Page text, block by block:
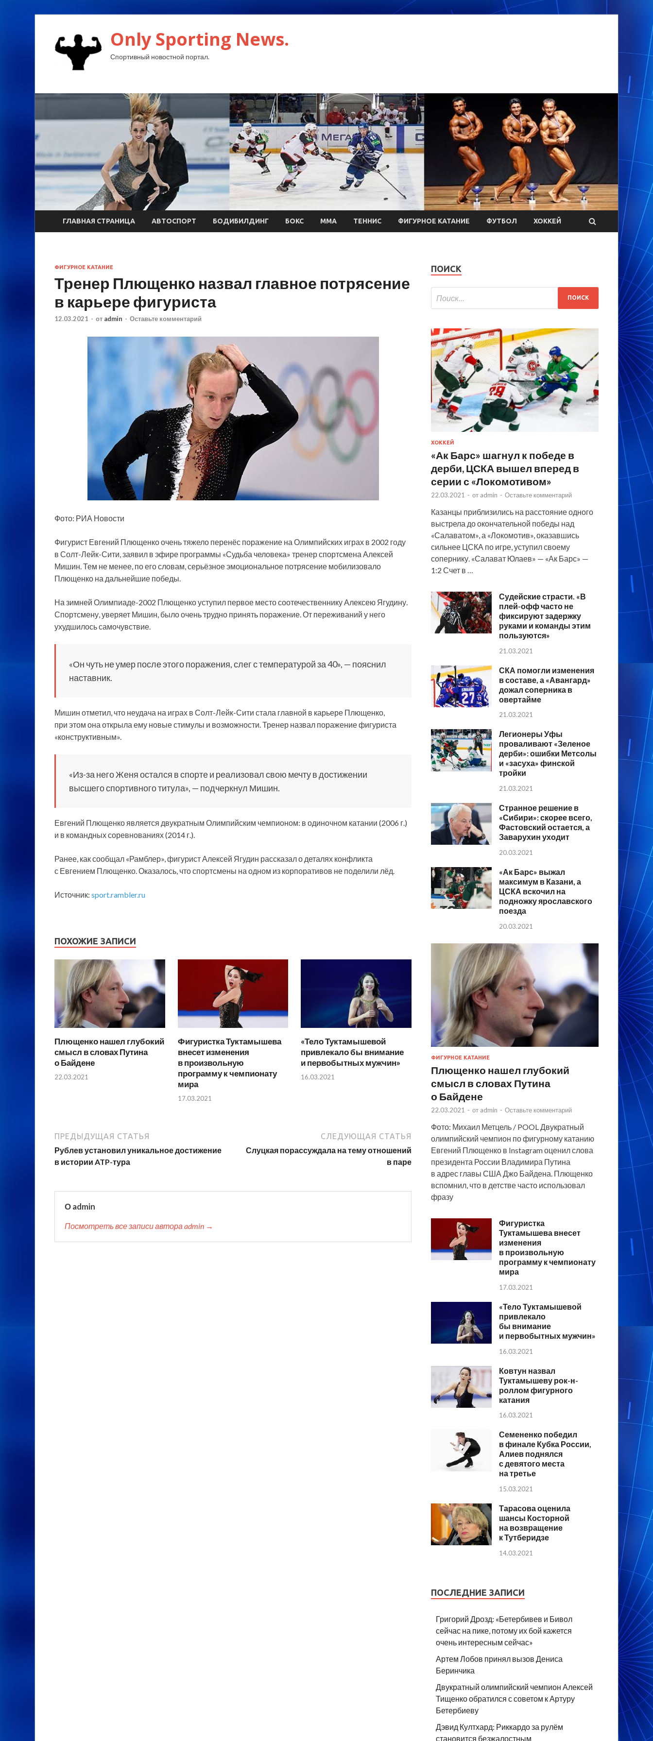
Only Sporting News.
Спортивный новостной портал.
ГЛАВНАЯ СТРАНИЦА АВТОСПОРТ БОДИБИЛДИНГ БОКС MMA ТЕННИС ФИГУРНОЕ КАТАНИЕ ФУТБОЛ ХОККЕЙ
ФИГУРНОЕ КАТАНИЕ
Тренер Плющенко назвал главное потрясение
в карьере фигуриста
12.03.2021 - от admin - Оставьте комментарий
Фото: РИА Новости
Фигурист Евгений Плющенко очень тяжело перенёс поражение на Олимпийских играх в 2002 году
в Солт-Лейк-Сити, заявил в эфире программы «Судьба человека» тренер спортсмена Алексей
Мишин. Тем не менее, по его словам, серьёзноеэмоциональное потрясение мобилизовало
Плющенко на дальнейшие победы.
На зимней Олимпиаде-2002 Плющенко уступил первое место соотечественнику Алексею Ягудину.
Спортсмену, уверяет Мишин, было очень трудно принять поражение. От переживаний у него
ухудшилось самочувствие.
«Он чуть не умер после этого поражения, слег с температурой за 40», — пояснил
наставник.
Мишин отметил, что неудача на играх в Солт-Лейк-Сити стала главной в карьере Плющенко,
при этом она открыла ему новые стимулы и возможности. Тренер назвал поражение фигуриста
«конструктивным».
«Из-за него Женя остался в спорте и реализовал свою мечту в достижении
высшего спортивного титула», — подчеркнул Мишин.
Евгений Плющенко является двукратным Олимпийским чемпионом: в одиночном катании (2006 г.)
и в командных соревнованиях (2014 г.).
Ранее, как сообщал «Рамблер», фигурист Алексей Ягудин рассказал о деталях конфликта
с Евгением Плющенко. Оказалось, что спортсмены на одном из корпоративов не поделили лёд.
Источник: sport.rambler.ru
ПОХОЖИЕ ЗАПИСИ
Плющенко нашел глубокий
смысл в словах Путина
о Байдене
22.03.2021
Фигуристка Туктамышева
внесет изменения
в произвольную
программу к чемпионату
мира
17.03.2021
«Тело Туктамышевой
привлекало бы внимание
и первобытных мужчин»
16.03.2021
ПРЕДЫДУЩАЯ СТАТЬЯ
Рублев установил уникальное достижение
в истории ATP-тура
СЛЕДУЮЩАЯ СТАТЬЯ
Слуцкая порассуждала на тему отношений
в паре
О admin
Посмотреть все записи автора admin →
ПОИСК
ХОККЕЙ
«Ак Барс» шагнул к победе в
дерби, ЦСКА вышел вперед в
серии с «Локомотивом»
22.03.2021 - от admin - Оставьте комментарий
Казанцы приблизились на расстояние одного
выстрела до окончательной победы над
«Салаватом», а «Локомотив», оказавшись
сильнее ЦСКА по игре, уступил своему
сопернику. «Салават Юлаев» — «Ак Барс» —
1:2 Счет в …
Судейские страсти. «В
плей-офф часто не
фиксируют задержку
руками и команды этим
пользуются»
21.03.2021
СКА помогли изменения
в составе, а «Авангард»
дожал соперника в
овертайме
21.03.2021
Легионеры Уфы
проваливают «Зеленое
дерби»: ошибки Метсолы
и «засуха» финской
тройки
21.03.2021
Странное решение в
«Сибири»: скорее всего,
Фастовский остается, а
Заварухин уходит
20.03.2021
«Ак Барс» выжал
максимум в Казани, а
ЦСКА вскочил на
подножку ярославского
поезда
20.03.2021
ФИГУРНОЕ КАТАНИЕ
Плющенко нашел глубокий
смысл в словах Путина
о Байдене
22.03.2021 - от admin - Оставьте комментарий
Фото: Михаил Метцель / POOL Двукратный
олимпийский чемпион по фигурному катанию
Евгений Плющенко в Instagram оценил слова
президента России Владимира Путина
в адрес главы США Джо Байдена. Плющенко
вспомнил, что в детстве часто использовал
фразу
Фигуристка
Туктамышева внесет
изменения
в произвольную
программу к чемпионату
мира
17.03.2021
«Тело Туктамышевой
привлекало
бы внимание
и первобытных мужчин»
16.03.2021
Ковтун назвал
Туктамышеву рок-н-
роллом фигурного
катания
16.03.2021
Семененко победил
в финале Кубка России,
Алиев поднялся
с девятого места
на третье
15.03.2021
Тарасова оценила
шансы Косторной
на возвращение
к Тутберидзе
14.03.2021
ПОСЛЕДНИЕ ЗАПИСИ
Григорий Дрозд: «Бетербивев и Бивол
сейчас на пике, потому их бой кажется
очень интересным сейчас»
Артем Лобов принял вызов Дениса
Беринчика
Двукратный олимпийский чемпион Алексей
Тищенко обратился с советом к Артуру
Бетербиеву
Дэвид Култхард: Риккардо за рулём
становится безжалостным